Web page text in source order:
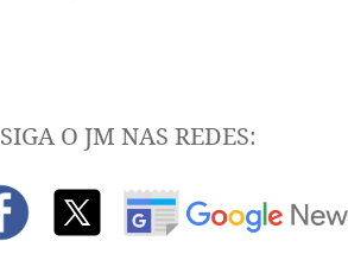
SIGA O JM NAS REDES: